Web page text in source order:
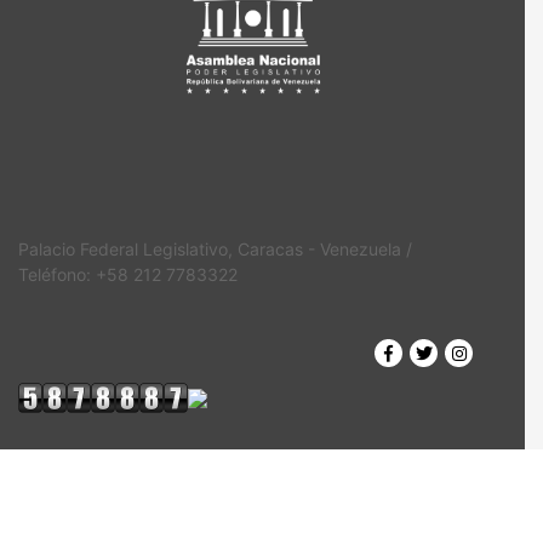
Palacio Federal Legislativo, Caracas - Venezuela /
Teléfono: +58 212 7783322